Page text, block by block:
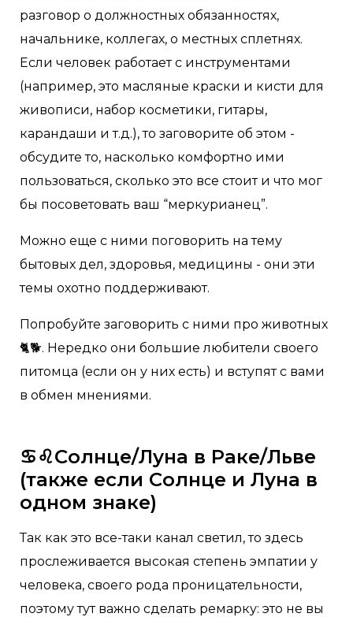
разговор о должностных обязанностях,
начальнике, коллегах, о местных сплетнях.
Если человек работает с инструментами
(например, это масляные краски и кисти для
живописи, набор косметики, гитары,
карандаши и т.д.), то заговорите об этом -
обсудите то, насколько комфортно ими
пользоваться, сколько это все стоит и что мог
бы посоветовать ваш “меркурианец”.
Можно еще с ними поговорить на тему
бытовых дел, здоровья, медицины - они эти
темы охотно поддерживают.
Попробуйте заговорить с ними про животных
🐈🐕. Нередко они большие любители своего
питомца (если он у них есть) и вступят с вами
в обмен мнениями.
♋♌Солнце/Луна в Раке/Льве
(также если Солнце и Луна в
одном знаке)
Так как это все-таки канал светил, то здесь
прослеживается высокая степень эмпатии у
человека, своего рода проницательности,
поэтому тут важно сделать ремарку: это не вы